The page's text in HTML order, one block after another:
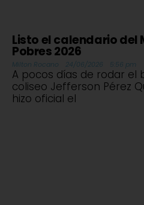
Listo el calendario del
Pobres 2026
Milton Rocano 24/06/2026 5:56 pm
A pocos días de rodar el
coliseo Jefferson Pérez
hizo oficial el